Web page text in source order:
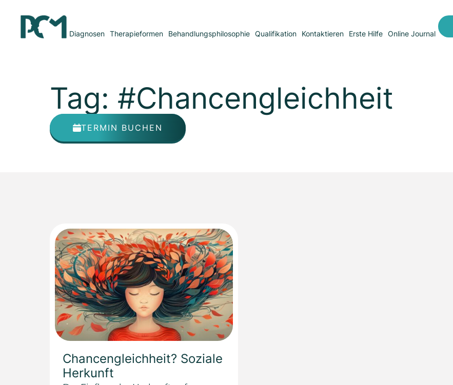
Diagnosen Therapieformen Behandlungsphilosophie Qualifikation Kontaktieren Erste Hilfe Online Journal
Tag: #Chancengleichheit
TERMIN BUCHEN
Chancengleichheit? Soziale
Herkunft